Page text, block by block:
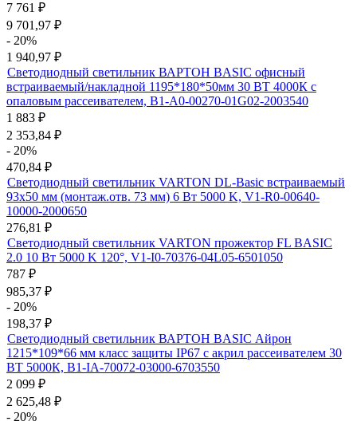
7 761 ₽
9 701,97 ₽
- 20%
1 940,97 ₽
Светодиодный светильник ВАРТОН BASIC офисный
встраиваемый/накладной 1195*180*50мм 30 ВТ 4000К с
опаловым рассеивателем, B1-A0-00270-01G02-2003540
1 883 ₽
2 353,84 ₽
- 20%
470,84 ₽
Светодиодный светильник VARTON DL-Basic встраиваемый
93х50 мм (монтаж.отв. 73 мм) 6 Вт 5000 K, V1-R0-00640-
10000-2000650
276,81 ₽
Светодиодный светильник VARTON прожектор FL BASIC
2.0 10 Вт 5000 K 120°, V1-I0-70376-04L05-6501050
787 ₽
985,37 ₽
- 20%
198,37 ₽
Светодиодный светильник ВАРТОН BASIC Айрон
1215*109*66 мм класс защиты IP67 с акрил рассеивателем 30
ВТ 5000К, B1-IA-70072-03000-6703550
2 099 ₽
2 625,48 ₽
- 20%